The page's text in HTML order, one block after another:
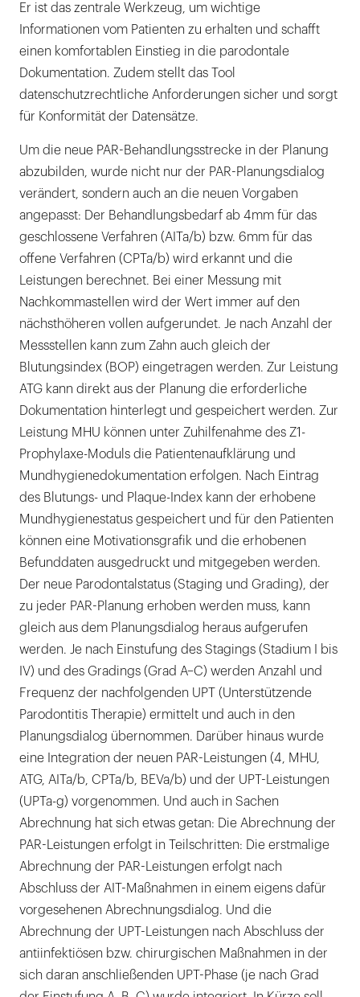
Er ist das zentrale Werkzeug, um wichtige
Informationen vom Patienten zu erhalten und schafft
einen komfortablen Einstieg in die parodontale
Dokumentation. Zudem stellt das Tool
datenschutzrechtliche Anforderungen sicher und sorgt
für Konformität der Datensätze.
Um die neue PAR-Behandlungsstrecke in der Planung
abzubilden, wurde nicht nur der PAR-Planungsdialog
verändert, sondern auch an die neuen Vorgaben
angepasst: Der Behandlungsbedarf ab 4mm für das
geschlossene Verfahren (AITa/b) bzw. 6mm für das
offene Verfahren (CPTa/b) wird erkannt und die
Leistungen berechnet. Bei einer Messung mit
Nachkommastellen wird der Wert immer auf den
nächsthöheren vollen aufgerundet. Je nach Anzahl der
Messstellen kann zum Zahn auch gleich der
Blutungsindex (BOP) eingetragen werden. Zur Leistung
ATG kann direkt aus der Planung die erforderliche
Dokumentation hinterlegt und gespeichert werden. Zur
Leistung MHU können unter Zuhilfenahme des Z1-
Prophylaxe-Moduls die Patientenaufklärung und
Mundhygienedokumentation erfolgen. Nach Eintrag
des Blutungs- und Plaque-Index kann der erhobene
Mundhygienestatus gespeichert und für den Patienten
können eine Motivationsgrafik und die erhobenen
Befunddaten ausgedruckt und mitgegeben werden.
Der neue Parodontalstatus (Staging und Grading), der
zu jeder PAR-Planung erhoben werden muss, kann
gleich aus dem Planungsdialog heraus aufgerufen
werden. Je nach Einstufung des Stagings (Stadium I bis
IV) und des Gradings (Grad A–C) werden Anzahl und
Frequenz der nachfolgenden UPT (Unterstützende
Parodontitis Therapie) ermittelt und auch in den
Planungsdialog übernommen. Darüber hinaus wurde
eine Integration der neuen PAR-Leistungen (4, MHU,
ATG, AITa/b, CPTa/b, BEVa/b) und der UPT-Leistungen
(UPTa-g) vorgenommen. Und auch in Sachen
Abrechnung hat sich etwas getan: Die Abrechnung der
PAR-Leistungen erfolgt in Teilschritten: Die erstmalige
Abrechnung der PAR-Leistungen erfolgt nach
Abschluss der AIT-Maßnahmen in einem eigens dafür
vorgesehenen Abrechnungsdialog. Und die
Abrechnung der UPT-Leistungen nach Abschluss der
antiinfektiösen bzw. chirurgischen Maßnahmen in der
sich daran anschließenden UPT-Phase (je nach Grad